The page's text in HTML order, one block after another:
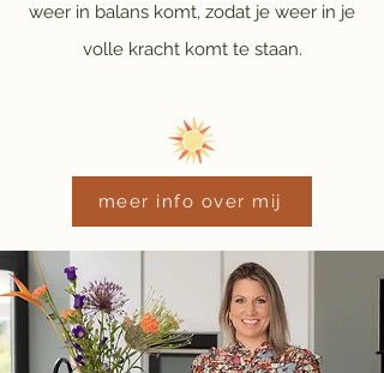
weer in balans komt, zodat je weer in je
volle kracht komt te staan.
meer info over mij